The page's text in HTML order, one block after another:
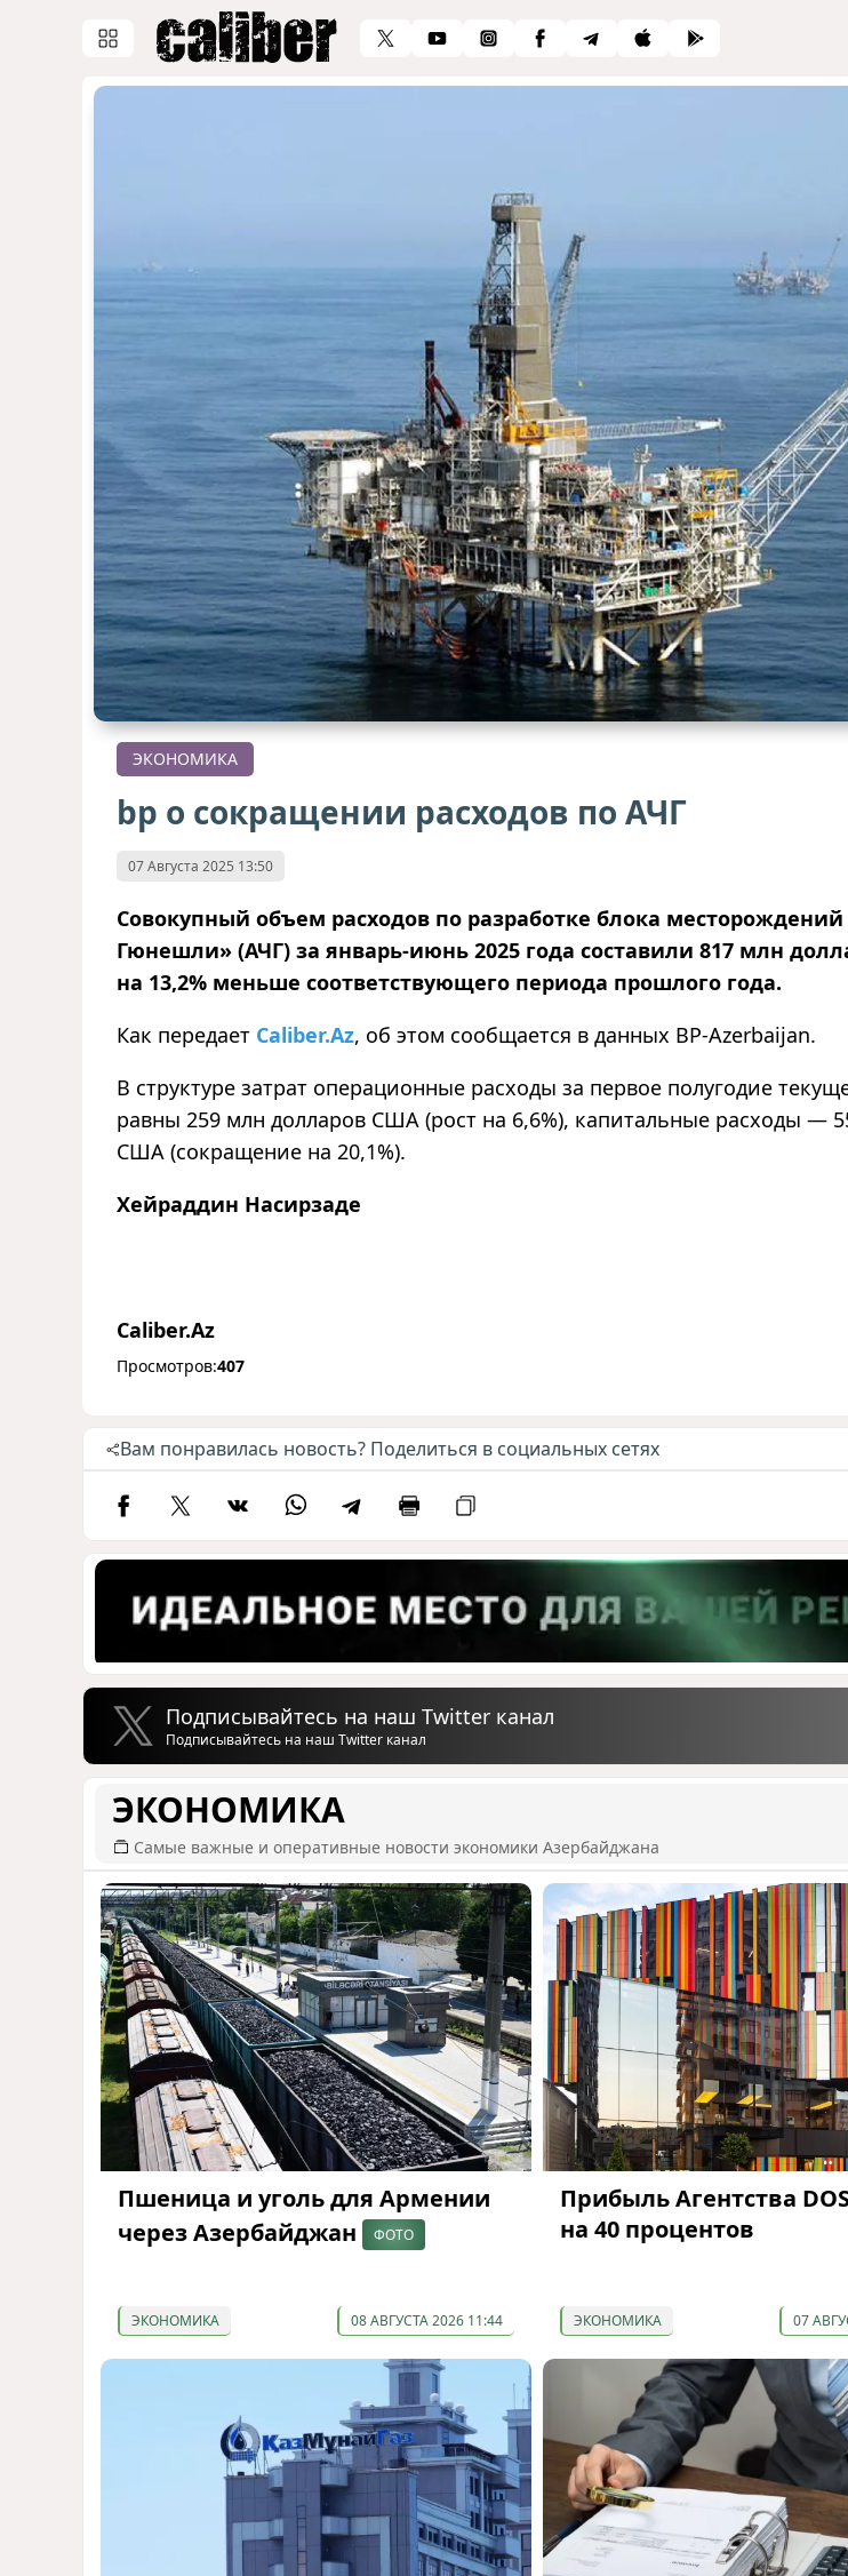
ЭКОНОМИКА
bp о сокращении расходов по АЧГ
07 Августа 2025 13:50
Совокупный объем расходов по разработке блока
Гюнешли» (АЧГ) за январь-июнь 2025 года составили 817 млн
на 13,2% меньше соответствующего периода прошлого года.
Как передает Caliber.Az, об этом сообщается в данных BP-Azerbaijan.
В структуре затрат операционные расходы за первое полугодие
равны 259 млн долларов США (рост на 6,6%), капитальные расходы —
США (сокращение на 20,1%).
Хейраддин Насирзаде
Caliber.Az
Просмотров:407
Вам понравилась новость? Поделиться в социальных сетях
Подписывайтесь на наш Twitter канал
Подписывайтесь на наш Twitter канал
ЭКОНОМИКА
Самые важные и оперативные новости экономики Азербайджана
Пшеница и уголь для Армении
через Азербайджан
ФОТО
ЭКОНОМИКА 08 АВГУСТА 2026 11:44
Прибыль Агентства
на 40 процентов
ЭКОНОМИКА 07